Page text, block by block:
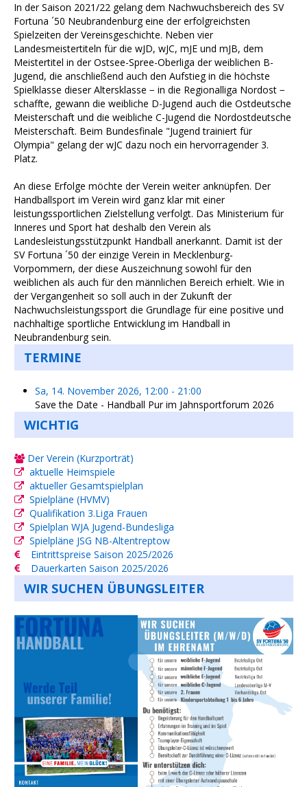
In der Saison 2021/22 gelang dem Nachwuchsbereich des SV
Fortuna ´50 Neubrandenburg eine der erfolgreichsten
Spielzeiten der Vereinsgeschichte. Neben vier
Landesmeistertiteln für die wJD, wJC, mJE und mJB, dem
Meistertitel in der Ostsee-Spree-Oberliga der weiblichen B-
Jugend, die anschließend auch den Aufstieg in die höchste
Spielklasse dieser Altersklasse − in die Regionalliga Nordost −
schaffte, gewann die weibliche D-Jugend auch die Ostdeutsche
Meisterschaft und die weibliche C-Jugend die Nordostdeutsche
Meisterschaft. Beim Bundesfinale "Jugend trainiert für
Olympia" gelang der wJC dazu noch ein hervorragender 3.
Platz.
An diese Erfolge möchte der Verein weiter anknüpfen. Der
Handballsport im Verein wird ganz klar mit einer
leistungssportlichen Zielstellung verfolgt. Das Ministerium für
Inneres und Sport hat deshalb den Verein als
Landesleistungsstützpunkt Handball anerkannt. Damit ist der
SV Fortuna ´50 der einzige Verein in Mecklenburg-
Vorpommern, der diese Auszeichnung sowohl für den
weiblichen als auch für den männlichen Bereich erhielt. Wie in
der Vergangenheit so soll auch in der Zukunft der
Nachwuchsleistungssport die Grundlage für eine positive und
nachhaltige sportliche Entwicklung im Handball in
Neubrandenburg sein.
TERMINE
Sa, 14. November 2026, 12:00 - 21:00
Save the Date - Handball Pur im Jahnsportforum 2026
WICHTIG
Der Verein (Kurzporträt)
aktuelle Heimspiele
aktueller Gesamtspielplan
Spielpläne (HVMV)
Qualifikation 3.Liga Frauen
Spielplan WJA Jugend-Bundesliga
Spielpläne JSG NB-Altentreptow
Eintrittspreise Saison 2025/2026
Dauerkarten Saison 2025/2026
WIR SUCHEN ÜBUNGSLEITER